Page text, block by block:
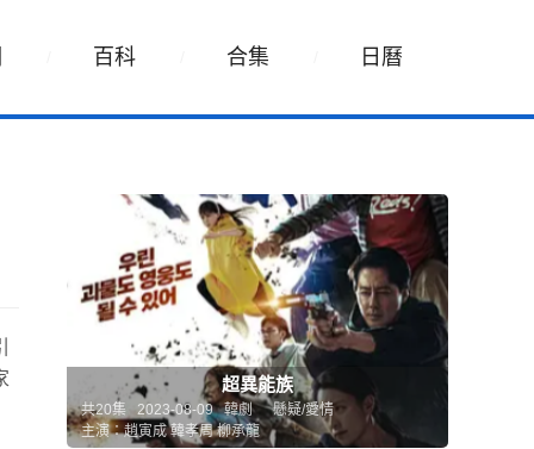
百科 合集 日曆
超異能族
共20集 2023-08-09 韓劇
懸疑/愛情
主演：趙寅成 韓孝周 柳承龍